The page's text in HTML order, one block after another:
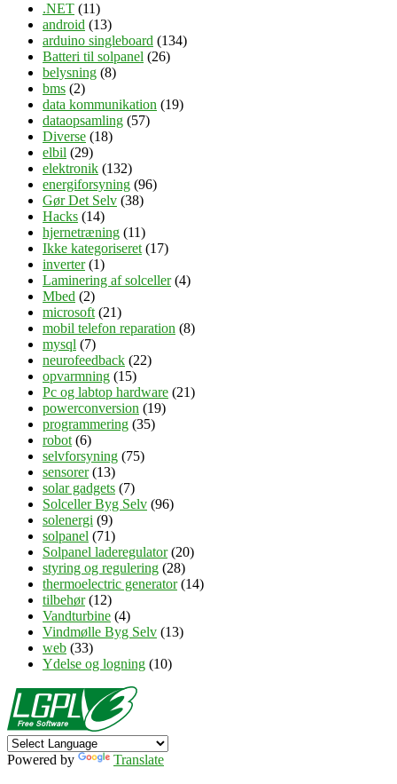
.NET (11)
android (13)
arduino singleboard (134)
Batteri til solpanel (26)
belysning (8)
bms (2)
data kommunikation (19)
dataopsamling (57)
Diverse (18)
elbil (29)
elektronik (132)
energiforsyning (96)
Gør Det Selv (38)
Hacks (14)
hjernetræning (11)
Ikke kategoriseret(17)
inverter(1)
Laminering af solceller(4)
Mbed (2)
microsoft(21)
mobil telefon reparation (8)
mysql (7)
neurofeedback (22)
opvarmning (15)
Pc og labtop hardware (21)
powerconversion (19)
programmering (35)
robot(6)
selvforsyning (75)
sensorer(13)
solar gadgets (7)
Solceller Byg Selv (96)
solenergi (9)
solpanel (71)
Solpanel laderegulator(20)
styring og regulering (28)
thermoelectric generator(14)
tilbehør(12)
Vandturbine (4)
Vindmølle Byg Selv (13)
web (33)
Ydelse og logning (10)
Powered by Translate